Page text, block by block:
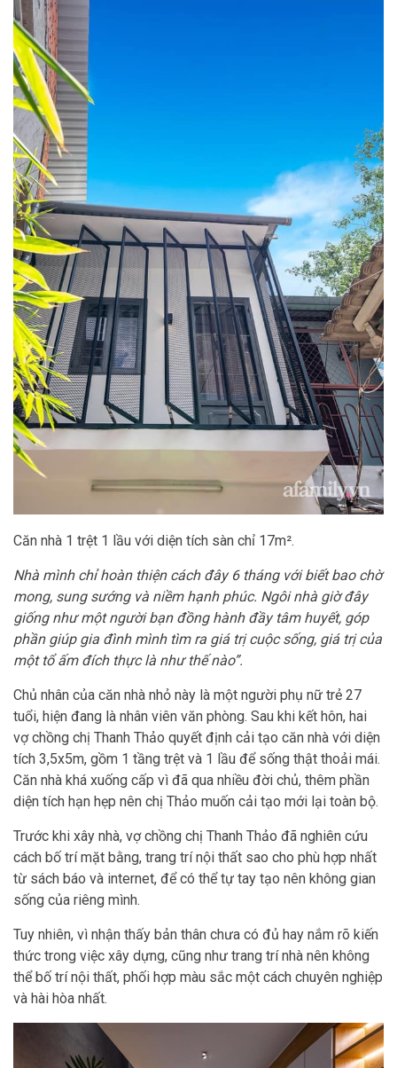
Căn nhà 1 trệt 1 lầu với diện tích sàn chỉ 17m².
Nhà mình chỉ hoàn thiện cách đây 6 tháng với biết bao chờ
mong, sung sướng và niềm hạnh phúc. Ngôi nhà giờ đây
giống như một người bạn đồng hành đầy tâm huyết, góp
phần giúp gia đình mình tìm ra giá trị cuộc sống, giá trị của
một tổ ấm đích thực là như thế nào”.
Chủ nhân của căn nhà nhỏ này là một người phụ nữ trẻ 27
tuổi, hiện đang là nhân viên văn phòng. Sau khi kết hôn, hai
vợ chồng chị Thanh Thảo quyết định cải tạo căn nhà với diện
tích 3,5x5m, gồm 1 tầng trệt và 1 lầu để sống thật thoải mái.
Căn nhà khá xuống cấp vì đã qua nhiều đời chủ, thêm phần
diện tích hạn hẹp nên chị Thảo muốn cải tạo mới lại toàn bộ.
Trước khi xây nhà, vợ chồng chị Thanh Thảo đã nghiên cứu
cách bố trí mặt bằng, trang trí nội thất sao cho phù hợp nhất
từ sách báo và internet, để có thể tự tay tạo nên không gian
sống của riêng mình.
Tuy nhiên, vì nhận thấy bản thân chưa có đủ hay nắm rõ kiến
thức trong việc xây dựng, cũng như trang trí nhà nên không
thể bố trí nội thất, phối hợp màu sắc một cách chuyên nghiệp
và hài hòa nhất.